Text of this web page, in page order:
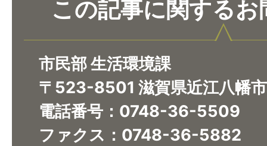
この記事に関するお
市民部 生活環境課
〒523-8501 滋賀県近江八幡
電話番号：0748-36-5509
ファクス：0748-36-5882